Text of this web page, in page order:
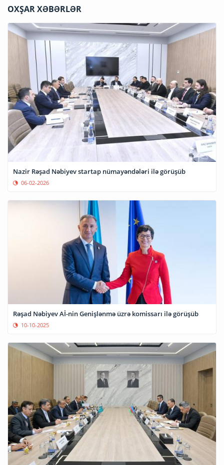
OXŞAR XƏBƏRLƏR
Nazir Rəşad Nəbiyev startap nümayəndələri ilə görüşüb
06-02-2026
Rəşad Nəbiyev Aİ-nin Genişlənmə üzrə komissarı ilə görüşüb
10-10-2025